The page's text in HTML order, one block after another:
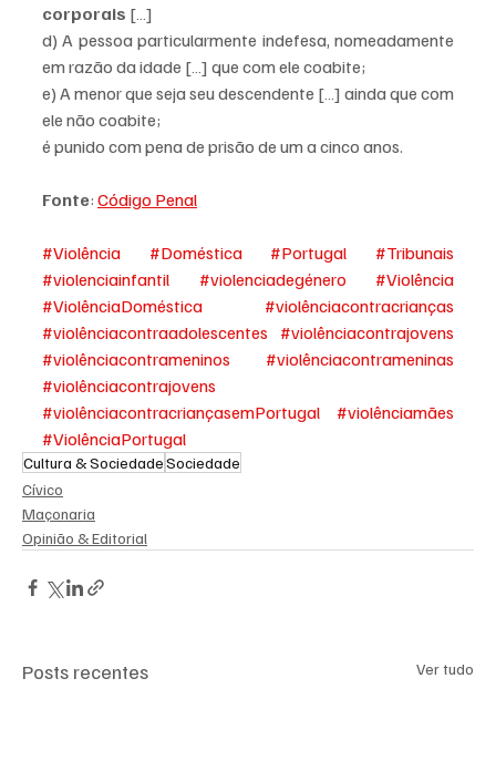
corporais […]
d) A pessoa particularmente indefesa, nomeadamente
em razão da idade […] que com ele coabite;
e) A menor que seja seu descendente […] ainda que com
ele não coabite;
é punido com pena de prisão de um a cinco anos.
Fonte: Código Penal
#Violência #Doméstica #Portugal
#Tribunais
#violenciainfantil
#violenciadegénero
#Violência
#ViolênciaDoméstica
#violênciacontracrianças
#violênciacontraadolescentes
#violênciacontrajovens
#violênciacontrameninos
#violênciacontrameninas
#violênciacontrajovens
#violênciacontracriançasemPortugal
#violênciamães
#ViolênciaPortugal
Cultura & SociedadeSociedade
Cívico
Maçonaria
Opinião & Editorial
Posts recentes Ver tudo